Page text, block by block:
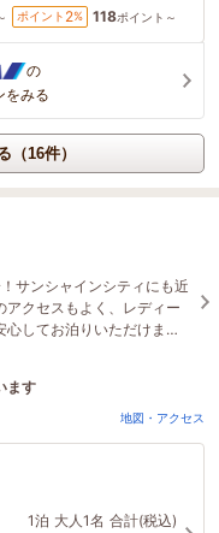
ポイント 2% 118ポイント～
の
をみる
（16件）
サンシャインシティにも近
アクセスもよく、レディー
心してお泊りいただけま
ぞご利用ください！
ます
地図・アクセス
1泊 大人1名 合計(税込)